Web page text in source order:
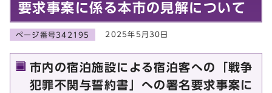
要求事案に係る本市の見解について
ページ番号342195 2025年5月30日
市内の宿泊施設による宿泊客への「戦争
犯罪不関与誓約書」への署名要求事案に